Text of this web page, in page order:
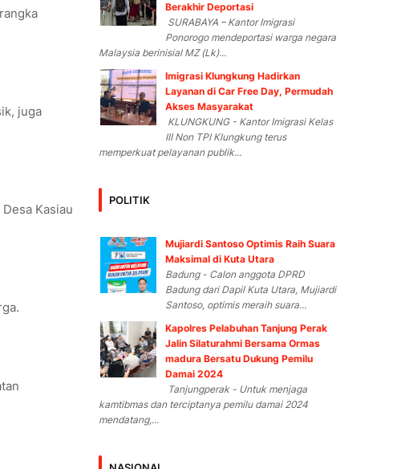
juga
Kasiau
Berakhir Deportasi
SURABAYA – Kantor Imigrasi
Ponorogo mendeportasi warga negara
Malaysia berinisial MZ (Lk)...
Imigrasi Klungkung Hadirkan
Layanan di Car Free Day, Permudah
Akses Masyarakat
KLUNGKUNG - Kantor Imigrasi Kelas
III Non TPI Klungkung terus
memperkuat pelayanan publik...
POLITIK
Mujiardi Santoso Optimis Raih Suara
Maksimal di Kuta Utara
Badung - Calon anggota DPRD
Badung dari Dapil Kuta Utara, Mujiardi
Santoso, optimis meraih suara...
Kapolres Pelabuhan Tanjung Perak
Jalin Silaturahmi Bersama Ormas
madura Bersatu Dukung Pemilu
Damai 2024
Tanjungperak - Untuk menjaga
kamtibmas dan terciptanya pemilu damai 2024
mendatang,...